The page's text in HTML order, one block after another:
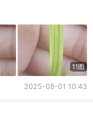
11图
2025-08-01 10:43